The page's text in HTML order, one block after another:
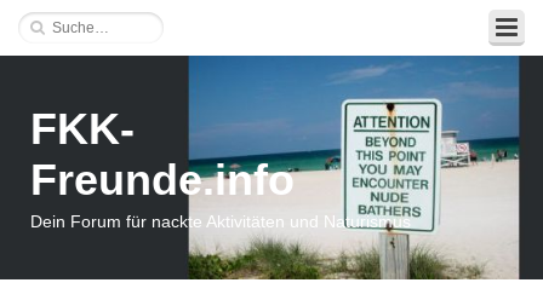
FKK-
Freunde.info
Dein Forum für nackte Aktivitäten und Naturismus